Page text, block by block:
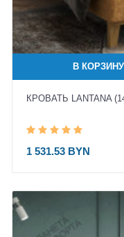
В КОРЗИНУ
КРОВАТЬ LANTANA
1 531.53 BYN